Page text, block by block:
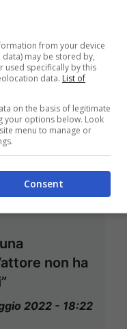
non ha
2022 - 18:22
from your device
may be stored by,
used specifically by this
data. List of
on the basis of legitimate
your options below. Look
menu to manage or
Consent